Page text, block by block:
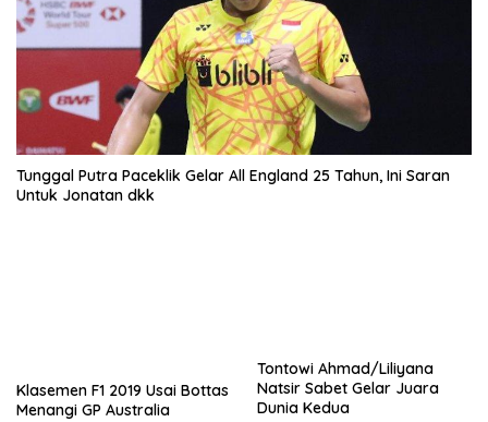
Tunggal Putra Paceklik Gelar All England 25 Tahun, Ini Saran
Untuk Jonatan dkk
Klasemen F1 2019 Usai Bottas
Menangi GP Australia
Tontowi Ahmad/Liliyana
Natsir Sabet Gelar Juara
Dunia Kedua